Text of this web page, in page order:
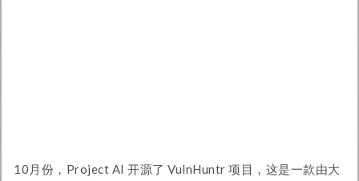
10月份，Project AI 开源了 VulnHuntr 项目，这是一款由大